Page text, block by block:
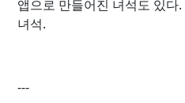
앱으로 만들어진 녀석도 있다.
녀석.
---